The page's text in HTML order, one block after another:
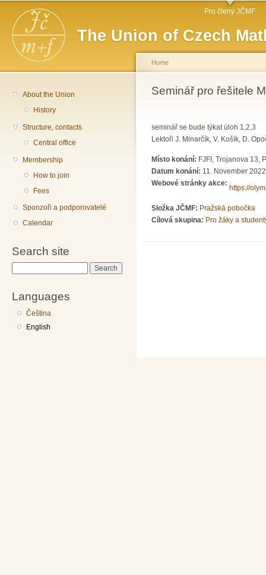
The Union of Czech
Main menu Pro členy JČMF
About the Union
History
Structure, contacts
Central office
Membership
How to join
Fees
Sponzoři a podporovatelé
Calendar
Search site
Languages
Čeština
English
You are here
Home
Seminář pro řešitele
seminář se bude týkat úloh 1,2,3
Lektoři J. Minarčík, V. Košík, D.
Místo konání: FJFI, Trojanova 13,
Datum konání: 11. November
Webové stránky akce:
https://
Složka JČMF: Pražská pobočka
Cílová skupina: Pro žáky a